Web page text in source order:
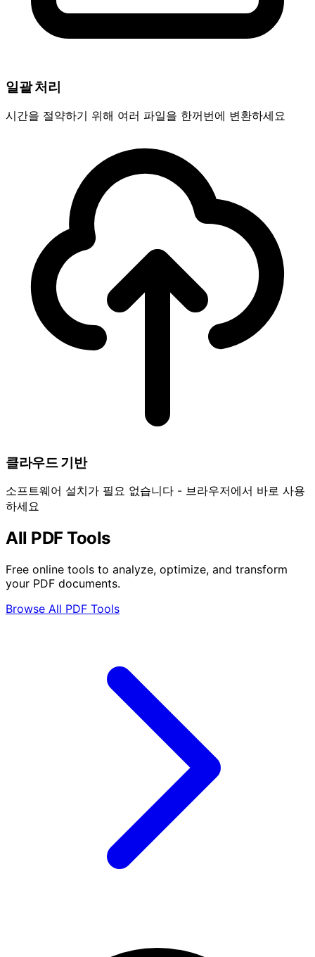
일괄 처리
시간을 절약하기 위해 여러 파일을 한꺼번에 변환하세요
클라우드 기반
소프트웨어 설치가 필요 없습니다 - 브라우저에서 바로 사용
하세요
All PDF Tools
Free online tools to analyze, optimize, and transform
your PDF documents.
Browse All PDF Tools